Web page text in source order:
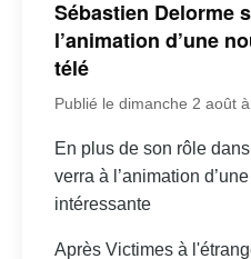
Sébastien Delorme
l’animation d’une
télé
Publié le dimanche 2 août
En plus de son rôle
verra à l’animation
intéressante
Après Victimes à